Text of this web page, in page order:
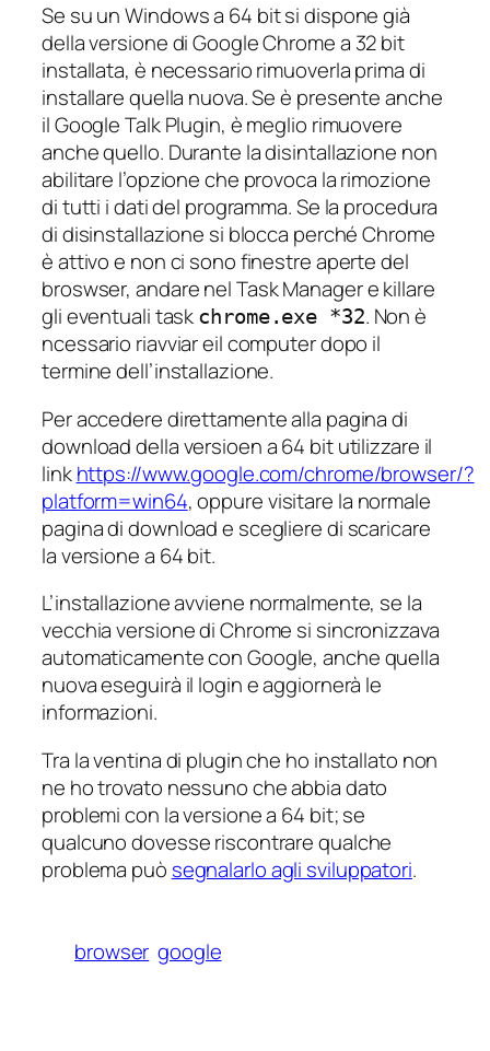
Se su un Windows a 64 bit si dispone già
della versione di Google Chrome a 32 bit
installata, è necessario rimuoverla prima di
installare quella nuova. Se è presente anche
il Google Talk Plugin, è meglio rimuovere
anche quello. Durante la disintallazione non
abilitare l’opzione che provoca la rimozione
di tutti i dati del programma. Se la procedura
di disinstallazione si blocca perché Chrome
è attivo e non ci sono finestre aperte del
broswser, andare nel Task Manager e killare
gli eventuali task chrome.exe *32. Non è
ncessario riavviar eil computer dopo il
termine dell’installazione.
Per accedere direttamente alla pagina di
download della versioen a 64 bit utilizzare il
linkhttps://www.google.com/chrome/browser/?
platform=win64, oppure visitare la normale
pagina di download e scegliere di scaricare
la versione a 64 bit.
L’installazione avviene normalmente, se la
vecchia versione di Chrome si sincronizzava
automaticamente con Google, anche quella
nuova eseguirà il login e aggiornerà le
informazioni.
Tra la ventina di plugin che ho installato non
ne ho trovato nessuno che abbia dato
problemi con la versione a 64 bit; se
qualcuno dovesse riscontrare qualche
problema può segnalarlo agli sviluppatori.
browser google